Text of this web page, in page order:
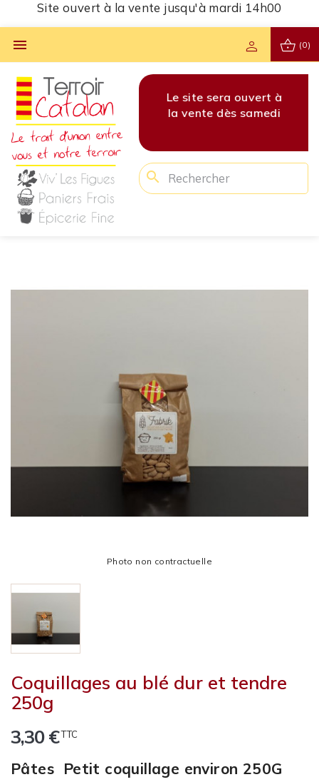
Site ouvert à la vente jusqu'à mardi 14h00
 shopping_basket (0)
person
à
Les commandes pour
cette semaine sont
clôturées !
Le site sera ouvert à
la vente dès samedi
search
Photo non contractuelle
Coquillages au blé dur et tendre
250g
3,30 €TTC
Pâtes Petit coquillage environ 250G